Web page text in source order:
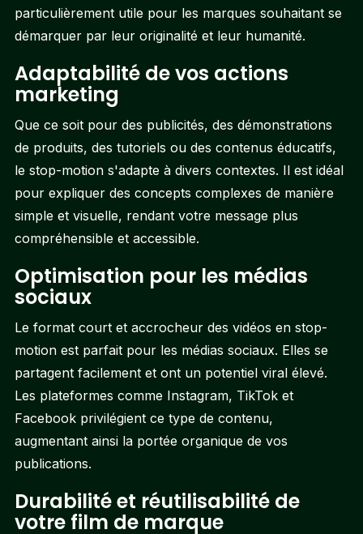
particulièrement utile pour les marques souhaitant se
démarquer par leur originalité et leur humanité.
Adaptabilité de vos actions
marketing
Que ce soit pour des publicités, des démonstrations
de produits, des tutoriels ou des contenus éducatifs,
le stop-motion s'adapte à divers contextes. Il est idéal
pour expliquer des concepts complexes de manière
simple et visuelle, rendant votre message plus
compréhensible et accessible.
Optimisation pour les médias
sociaux
Le format court et accrocheur des vidéos en stop-
motion est parfait pour les médias sociaux. Elles se
partagent facilement et ont un potentiel viral élevé.
Les plateformes comme Instagram, TikTok et
Facebook privilégient ce type de contenu,
augmentant ainsi la portée organique de vos
publications.
Durabilité et réutilisabilité de
votre film de marque